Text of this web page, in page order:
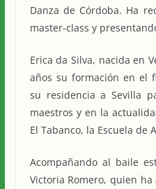
Danza de Córdoba. Ha
master-class y
Erica da Silva, nacida en
años su formación en el
su residencia a Sevilla
maestros y en la
El Tabanco, la Escuela de
Acompañando al baile
Victoria Romero, quien